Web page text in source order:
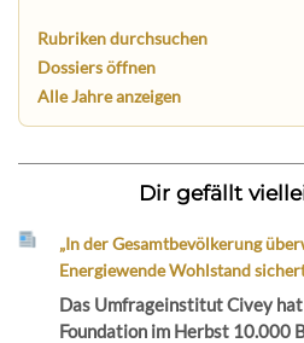
Rubriken durchsuchen
Dossiers öffnen
Alle Jahre anzeigen
Dir gefällt
„In der Gesamtbevölkerung
Energiewende Wohlstand
Das Umfrageinstitut Civey
Foundation im Herbst 10.000